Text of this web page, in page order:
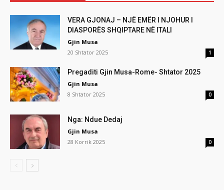
VERA GJONAJ – NJË EMËR I NJOHUR I
DIASPORËS SHQIPTARE NË ITALI
Gjin Musa
20 Shtator 2025
1
Pregaditi Gjin Musa-Rome- Shtator 2025
Gjin Musa
8 Shtator 2025
0
Nga: Ndue Dedaj
Gjin Musa
28 Korrik 2025
0